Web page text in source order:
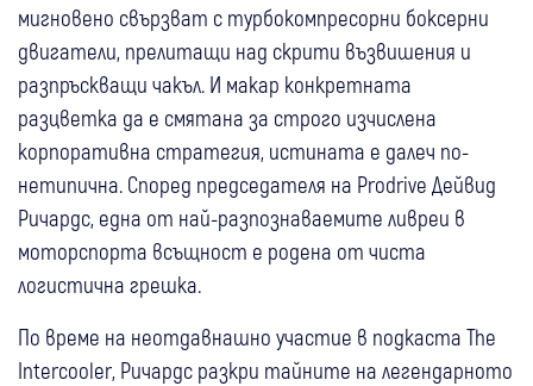
мигновено свързват с турбокомпресорни боксерни
двигатели, прелитащи над скрити възвишения и
разпръскващи чакъл. И макар конкретната
разцветка да е смятана за строго изчислена
корпоративна стратегия, истината е далеч по-
нетипична. Според председателя на Prodrive Дейвид
Ричардс, една от най-разпознаваемите ливреи в
моторспорта всъщност е родена от чиста
логистична грешка.
По време на неотдавнашно участие в подкаста The
Intercooler, Ричардс разкри тайните на легендарното